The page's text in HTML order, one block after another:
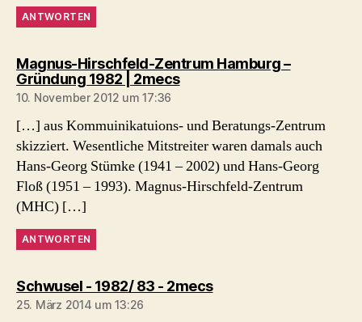
ANTWORTEN
Magnus-Hirschfeld-Zentrum Hamburg –
Gründung 1982 | 2mecssagt:
10. November 2012 um 17:36
[…] aus Kommuinikatuions- und Beratungs-Zentrum
skizziert. Wesentliche Mitstreiter waren damals auch
Hans-Georg Stümke (1941 – 2002) und Hans-Georg
Floß (1951 – 1993). Magnus-Hirschfeld-Zentrum
(MHC) […]
ANTWORTEN
Schwusel - 1982/ 83 - 2mecssagt:
25. März 2014 um 13:26